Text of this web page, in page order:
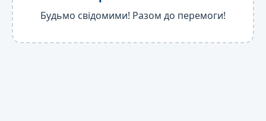
Будьмо свідомими! Разом до перемоги!